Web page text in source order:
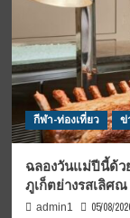
กีฬา-ท่องเที่ยว ข่
ฉลองวันแม่ปีนี้ด้ว
ภูเก็ตย่างรสเลิศ
admin1 05/08/